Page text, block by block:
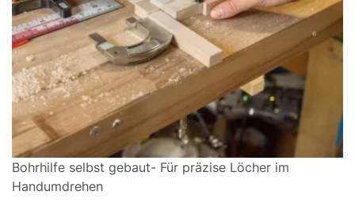
Bohrhilfe selbst gebaut- Für präzise Löcher im
Handumdrehen